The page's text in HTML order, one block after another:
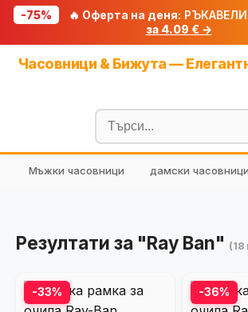
-75% 🔥 Оферта на деня:
за 4.09 € →
Часовници & Бижута —
Блог
🧮 Калкулатори
🔍 Намери продукт
Мъжки часовници дамски часовници
Резултати за "Ray Ban" (18
-33% -36%